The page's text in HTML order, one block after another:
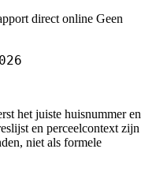
direct online Geen
het juiste huisnummer en
en perceelcontext zijn
niet als formele